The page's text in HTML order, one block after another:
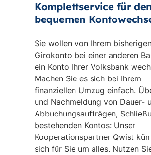
Komplettservice für den
bequemen
Sie wollen von Ihrem bisherigen
Girokonto bei einer anderen
ein Konto Ihrer Volksbank
Machen Sie es sich bei Ihrem
finanziellen Umzug einfach.
und Nachmeldung von Dauer-
Abbuchungsaufträgen,
bestehenden Kontos: Unser
Kooperationspartner Qwist
sich für Sie um alles. Nutzen